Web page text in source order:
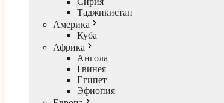
Таджикистан
Америка
Куба
Африка
Ангола
Гвинея
Египет
Эфиопия